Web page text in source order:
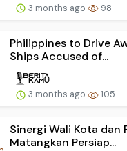
3 months ago 98
Philippines to Drive
Ships Accused of...
3 months ago 105
Sinergi Wali Kota dan
Matangkan Persiap...